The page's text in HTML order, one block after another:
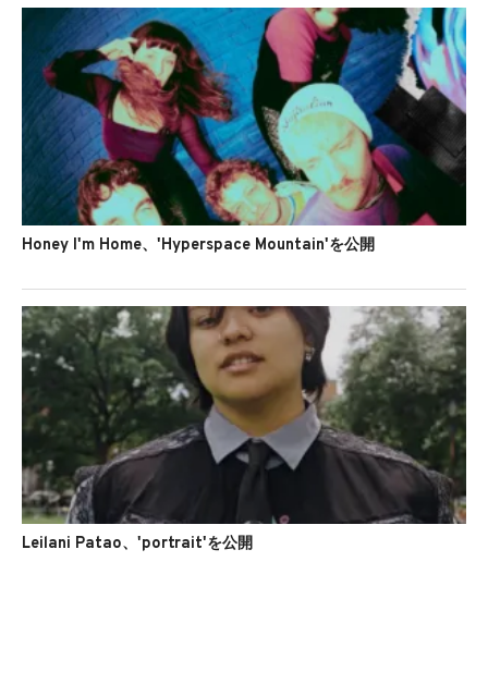
Honey I'm Home、'Hyperspace Mountain'を公開
Leilani Patao、'portrait'を公開